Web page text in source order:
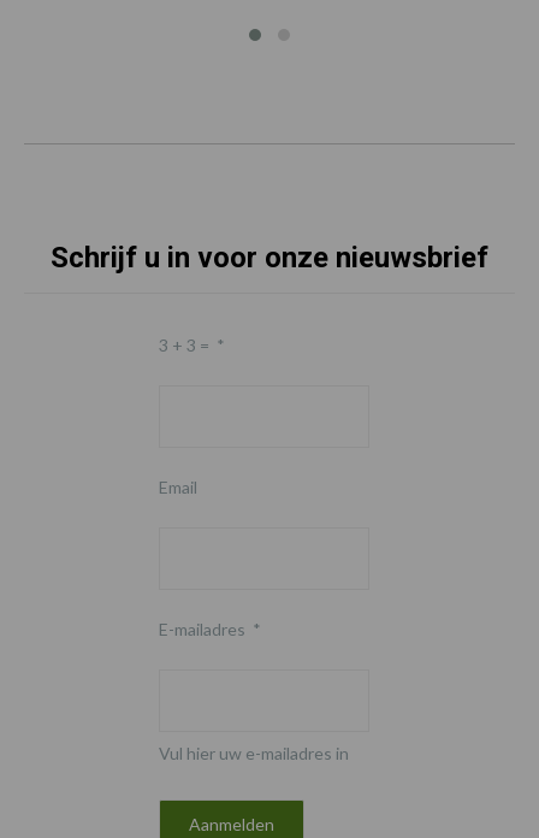
Schrijf u in voor onze nieuwsbrief
3 + 3 = *
Email
E-mailadres *
Vul hier uw e-mailadres in